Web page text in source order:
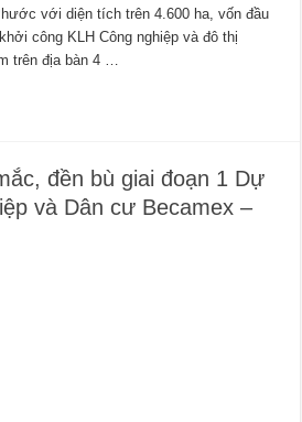
với diện tích trên 4.600 ha, vốn đầu
công KLH Công nghiệp và đô thị
trên địa bàn 4 …
đền bù giai đoạn 1 Dự
và Dân cư Becamex –